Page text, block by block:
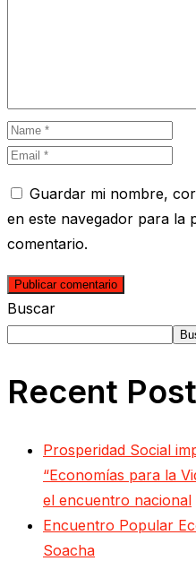
Guardar mi nombre,
en este navegador para la
comentario.
Buscar
Recent
Prosperidad Social
“Economías para la
el encuentro nacional
Encuentro Popular
Soacha